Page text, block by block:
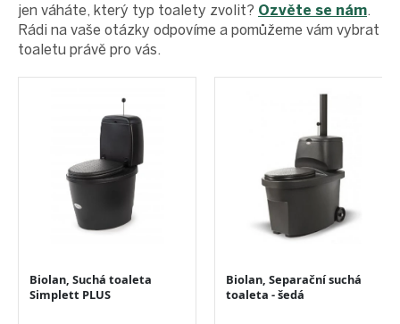
jen váháte, který typ toalety zvolit? Ozvěte se nám.
Rádi na vaše otázky odpovíme a pomůžeme vám vybrat
toaletu právě pro vás.